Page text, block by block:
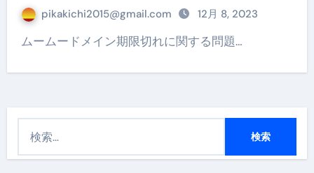
pikakichi2015@gmail.com 12月 8, 2023
ムームードメイン期限切れに関する問題…